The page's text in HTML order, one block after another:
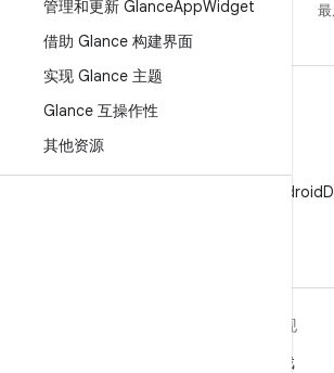
管理和更新 GlanceAppWidget
借助 Glance 构建界面
实现 Glance 主题
Glance 互操作性
其他资源
X
在 X 上关注
发现
游戏